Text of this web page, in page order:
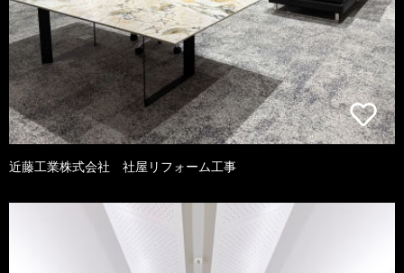
近藤工業株式会社 社屋リフォーム工事